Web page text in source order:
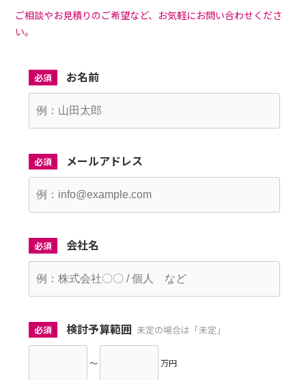
ご相談やお見積りのご希望など、お気軽にお問い合わせくださ
い。
必須 お名前
必須 メールアドレス
必須 会社名
必須 検討予算範囲 未定の場合は「未定」
～ 万円